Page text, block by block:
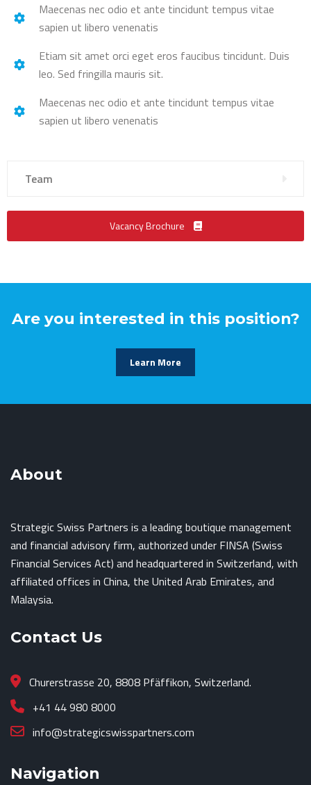
Team
Vacancy Brochure
Maecenas nec odio et ante tincidunt tempus vitae
sapien ut libero venenatis
Etiam sit amet orci eget eros faucibus tincidunt. Duis
leo. Sed fringilla mauris sit.
Maecenas nec odio et ante tincidunt tempus vitae
sapien ut libero venenatis
Are you interested in this position?
Learn More
About
Strategic Swiss Partners is a leading boutique management
and financial advisory firm, authorized under FINSA (Swiss
Financial Services Act) and headquartered in Switzerland, with
affiliated offices in China, the United Arab Emirates, and
Malaysia.
Contact Us
Churerstrasse 20, 8808 Pfäffikon, Switzerland.
+41 44 980 8000
info@strategicswisspartners.com
Navigation